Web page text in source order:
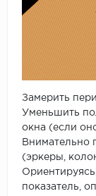
Замерить
Уменьшить
окна (если
Внимательно
(эркеры,
показатель,